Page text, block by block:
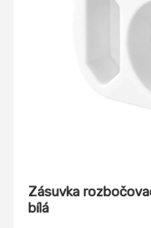
Zásuvka
bílá